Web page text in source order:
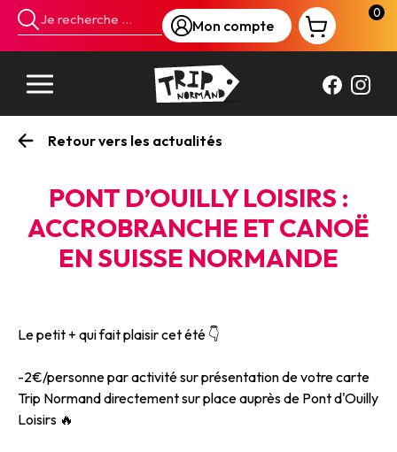
Mon compte
0
Retour vers les actualités
PONT D’OUILLY LOISIRS :
ACCROBRANCHE ET CANOË
EN SUISSE NORMANDE
Le petit + qui fait plaisir cet été 👇
-2€/personne par activité sur présentation de votre carte
Trip Normand directement sur place auprès de Pont d'Ouilly
Loisirs 🔥
Panneau de gestion des cookies